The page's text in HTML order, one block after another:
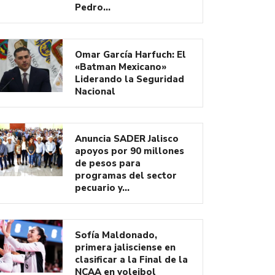
Pedro…
Omar García Harfuch: El
«Batman Mexicano»
Liderando la Seguridad
Nacional
Anuncia SADER Jalisco
apoyos por 90 millones
de pesos para
programas del sector
pecuario y…
Sofía Maldonado,
primera jalisciense en
clasificar a la Final de la
NCAA en voleibol